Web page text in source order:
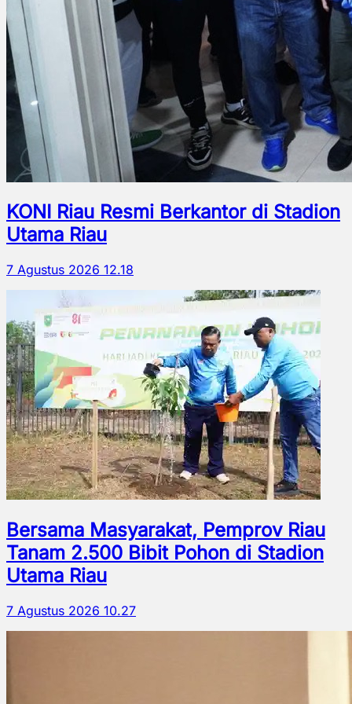
KONI Riau Resmi Berkantor di Stadion
Utama Riau
7 Agustus 2026 12.18
Bersama Masyarakat, Pemprov Riau
Tanam 2.500 Bibit Pohon di Stadion
Utama Riau
7 Agustus 2026 10.27